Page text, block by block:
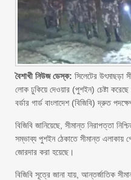
বৈশাখী নিউজ ডেস্ক: সিলেটের উৎমাছড়া
লোক ঢুকিয়ে দেওয়ার (পুশইন) চেষ্টা
বর্ডার গার্ড বাংলাদেশ (বিজিবি) দ্রুত
বিজিবি জানিয়েছে, সীমান্ত নিরাপত্তা
সম্ভাব্য পুশইন ঠেকাতে সীমান্ত এলাকায়
জোরদার করা হয়েছে।
বিজিবি সূত্রে জানা যায়, আন্তর্জাতিক